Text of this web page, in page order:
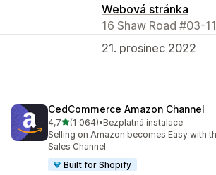
Webová stránka
16 Shaw Road #03-
21. prosinec 2022
CedCommerce Amazon Channel
4,7z 5 hvězd
(1 064)
Celkový počet recenzí: 1064
•Bezplatná instalace
Selling on Amazon becomes Easy with
Sales Channel
Built for Shopify